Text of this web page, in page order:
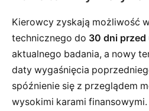
Kierowcy zyskają możliwość
technicznego do 30 dni przed
aktualnego badania, a nowy
daty wygaśnięcia
spóźnienie się z przeglądem
wysokimi karami